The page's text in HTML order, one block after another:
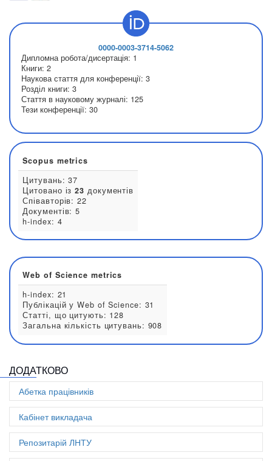
Дипломна робота/дисертація: 1
Наукова стаття для конференції:
Розділ книги: 3
Стаття в науковому журналі:
Тези конференції: 30
Цитувань: 37
Цитовано із23документів
Співавторів: 22
Документів: 5
h-index: 4
Web of Science metrics
h-index: 21
Публікацій у Web of Science: 31
Статті, що цитують: 128
Загальна кількість цитувань: 908
ДОДАТКОВО
Абетка працівників
Кабінет викладача
Репозитарій ЛНТУ